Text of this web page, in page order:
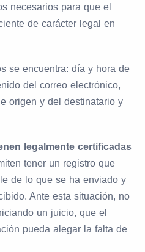
necesarios para que el
de carácter legal en
se encuentra: día y hora de
del correo electrónico,
origen y del destinatario y
legalmente certificadas
tener un registro que
de lo que se ha enviado y
Ante esta situación, no
un juicio, que el
pueda alegar la falta de